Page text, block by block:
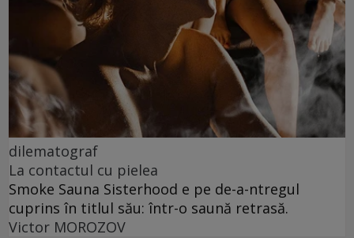
dilematograf
La contactul cu pielea
Smoke Sauna Sisterhood e pe de-a-ntregul
cuprins în titlul său: într-o saună retrasă.
Victor MOROZOV